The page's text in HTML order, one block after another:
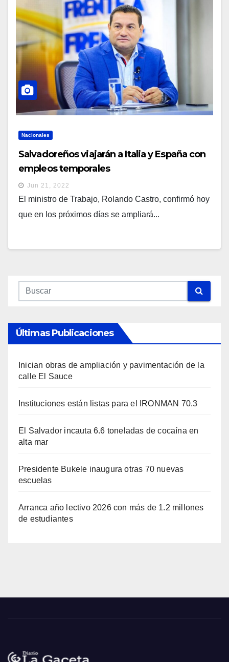
Nacionales
Salvadoreños viajarán a Italia y España con
empleos temporales
Jun 21, 2022
El ministro de Trabajo, Rolando Castro, confirmó hoy
que en los próximos días se ampliará...
Últimas Publicaciones
Inician obras de ampliación y pavimentación de la
calle El Sauce
Instituciones están listas para el IRONMAN 70.3
El Salvador incauta 6.6 toneladas de cocaína en
alta mar
Presidente Bukele inaugura otras 70 nuevas
escuelas
Arranca año lectivo 2026 con más de 1.2 millones
de estudiantes